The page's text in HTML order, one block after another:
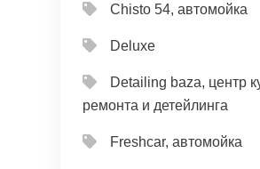
Chisto 54, автомойка
Deluxe
Detailing baza, центр
ремонта и детейлинга
Freshcar, автомойка